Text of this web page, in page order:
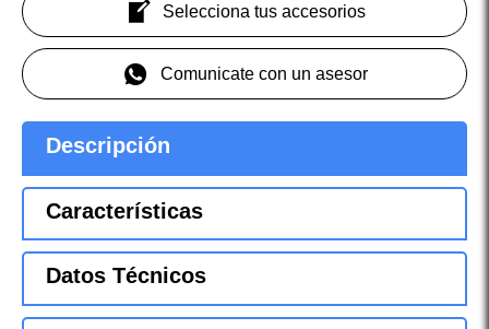
Selecciona tus accesorios
Comunicate con un asesor
Descripción
Características
Datos Técnicos